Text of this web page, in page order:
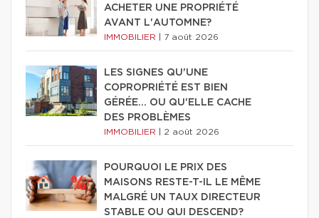
ACHETER UNE PROPRIÉTÉ
AVANT L'AUTOMNE?
IMMOBILIER 7 août 2026
LES SIGNES QU'UNE
COPROPRIÉTÉ EST BIEN
GÉRÉE… OU QU'ELLE CACHE
DES PROBLÈMES
IMMOBILIER 2 août 2026
POURQUOI LE PRIX DES
MAISONS RESTE-T-IL LE MÊME
MALGRÉ UN TAUX DIRECTEUR
STABLE OU QUI DESCEND?